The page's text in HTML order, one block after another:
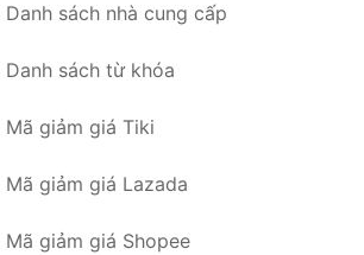
Danh sách nhà cung cấp
Danh sách từ khóa
Mã giảm giá Tiki
Mã giảm giá Lazada
Mã giảm giá Shopee